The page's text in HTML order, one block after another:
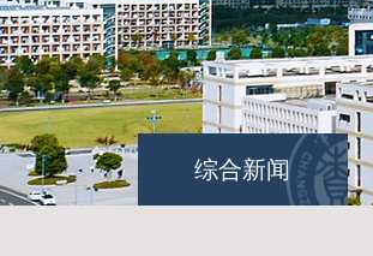
综合新闻